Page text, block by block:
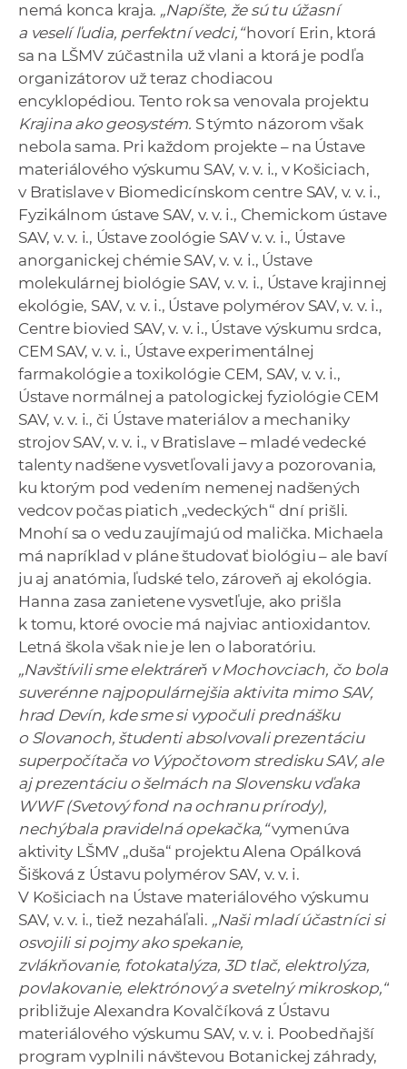
nemá konca kraja. „Napíšte, že sú tu úžasní
a veselí ľudia, perfektní vedci,“hovorí Erin, ktorá
sa na LŠMV zúčastnila už vlani a ktorá je podľa
organizátorov už teraz chodiacou
encyklopédiou. Tento rok sa venovala projektu
Krajina ako geosystém. S týmto názorom však
nebola sama. Pri každom projekte – na Ústave
materiálového výskumu SAV, v. v. i., v Košiciach,
v Bratislave v Biomedicínskom centre SAV, v. v. i.,
Fyzikálnom ústave SAV, v. v. i., Chemickom ústave
SAV, v. v. i., Ústave zoológie SAV v. v. i., Ústave
anorganickej chémie SAV, v. v. i., Ústave
molekulárnej biológie SAV, v. v. i., Ústave krajinnej
ekológie, SAV, v. v. i., Ústave polymérov SAV, v. v. i.,
Centre biovied SAV, v. v. i., Ústave výskumu srdca,
CEM SAV, v. v. i., Ústave experimentálnej
farmakológie a toxikológie CEM, SAV, v. v. i.,
Ústave normálnej a patologickej fyziológie CEM
SAV, v. v. i., či Ústave materiálov a mechaniky
strojov SAV, v. v. i., v Bratislave – mladé vedecké
talenty nadšene vysvetľovali javy a pozorovania,
ku ktorým pod vedením nemenej nadšených
vedcov počas piatich „vedeckých“ dní prišli.
Mnohí sa o vedu zaujímajú od malička. Michaela
má napríklad v pláne študovať biológiu – ale baví
ju aj anatómia, ľudské telo, zároveň aj ekológia.
Hanna zasa zanietene vysvetľuje, ako prišla
k tomu, ktoré ovocie má najviac antioxidantov.
Letná škola však nie je len o laboratóriu.
„Navštívili sme elektráreň v Mochovciach, čo bola
suverénne najpopulárnejšia aktivita mimo SAV,
hrad Devín, kde sme si vypočuli prednášku
o Slovanoch, študenti absolvovali prezentáciu
superpočítača vo Výpočtovom stredisku SAV, ale
aj prezentáciu o šelmách na Slovensku vďaka
WWF (Svetový fond na ochranu prírody),
nechýbala pravidelná opekačka,“vymenúva
aktivity LŠMV „duša“ projektu Alena Opálková
Šišková z Ústavu polymérov SAV, v. v. i.
V Košiciach na Ústave materiálového výskumu
SAV, v. v. i., tiež nezaháľali. „Naši mladí účastníci si
osvojili si pojmy ako spekanie,
zvlákňovanie, fotokatalýza, 3D tlač, elektrolýza,
povlakovanie, elektrónový a svetelný mikroskop,“
približuje Alexandra Kovalčíková z Ústavu
materiálového výskumu SAV, v. v. i. Poobedňajší
program vyplnili návštevou Botanickej záhrady,